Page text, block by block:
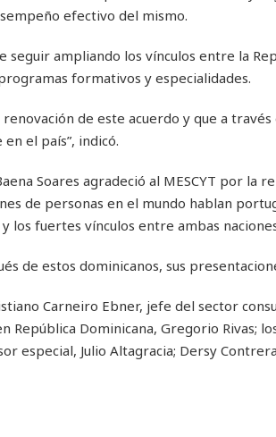
efectivo del mismo.
seguir ampliando los vínculos entre la
formativos y especialidades.
de este acuerdo y que a
el país”, indicó.
Soares agradeció al MESCYT por la
de personas en el mundo hablan
los fuertes vínculos entre ambas
de estos dominicanos, sus
Carneiro Ebner, jefe del sector
Dominicana, Gregorio Rivas;
especial, Julio Altagracia; Dersy